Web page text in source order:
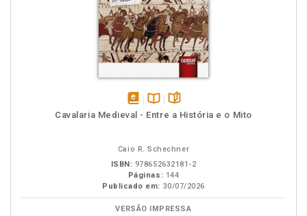
disponívelDisponível
páginas
Cavalaria Medieval - Entre a História e o Mito
Caio R. Schechner
ISBN: 978652632181-2
Páginas: 144
Publicado em: 30/07/2026
VERSÃO IMPRESSA